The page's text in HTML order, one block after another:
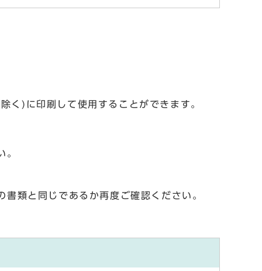
く)に印刷して使用することができます。
。
類と同じであるか再度ご確認ください。